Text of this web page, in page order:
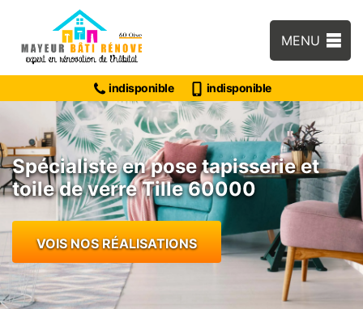
MENU
indisponible indisponible
Spécialiste en pose tapisserie et
toile de verre Tille 60000
VOIS NOS RÉALISATIONS